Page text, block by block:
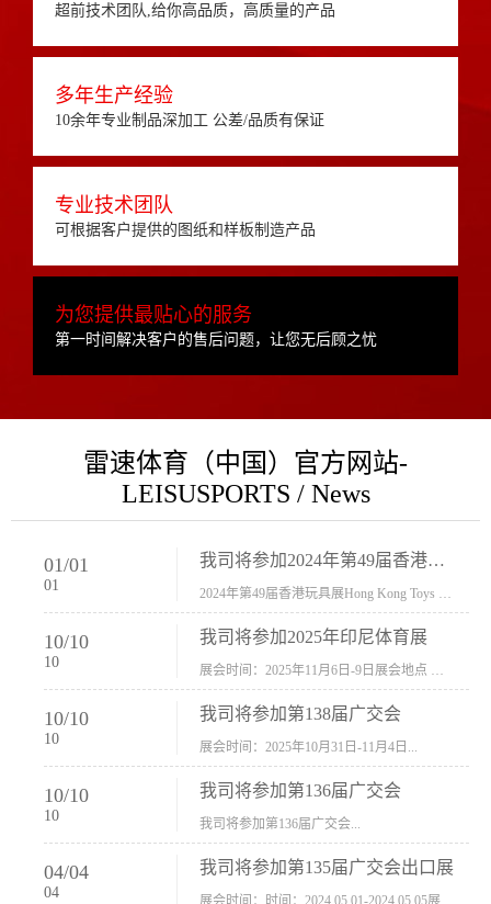
超前技术团队,给你高品质，高质量的产品
多年生产经验
10余年专业制品深加工 公差/品质有保证
专业技术团队
可根据客户提供的图纸和样板制造产品
为您提供最贴心的服务
第一时间解决客户的售后问题，让您无后顾之忧
雷速体育（中国）官方网站-
LEISUSPORTS / News
01/01
01
我司将参加2024年第49届香港玩具展Hong Kong Toys & Games Fair 欢迎新···
10/10
10
我司将参加2025年印尼体育展
10/10
10
我司将参加第138届广交会
展会时间：2025年10月31日-11月4日...
10/10
10
我司将参加第136届广交会
我司将参加第136届广交会...
04/04
04
我司将参加第135届广交会出口展
展会时间：时间：2024.05.01-2024.05.05展会地址：中国进出口商品交易会展馆福建康莱宝公司展位号12.1G37-38、H11-12，浙江康莱宝展位号17.1B23-24、C19-20...